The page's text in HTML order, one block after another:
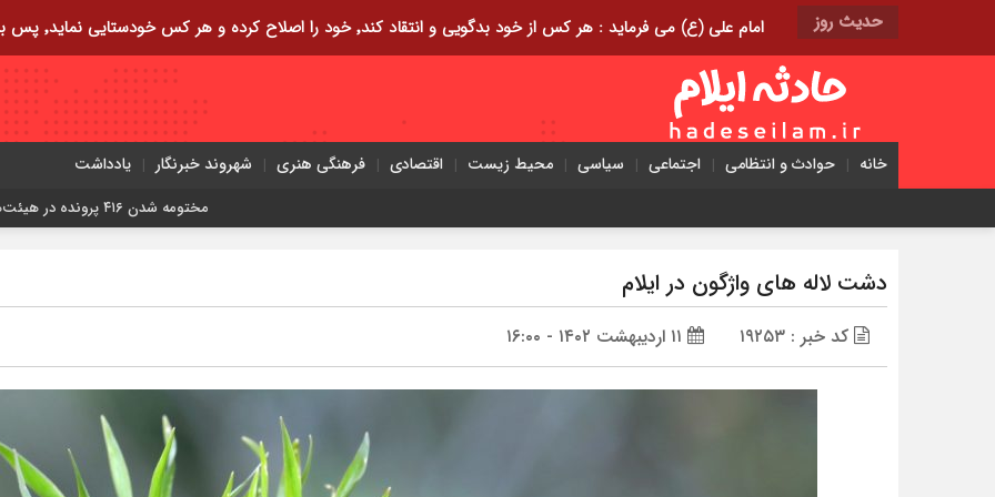
حدیث روز امام علی (ع) می فرماید : هر کس از خود بدگویی و انتقاد کند٬ خود را اصلاح کرده و هر کس خودستایی نماید٬ پس به تحقیق خویش را تباه نموده است.
خانه حوادث و انتظامی اجتماعی سیاسی محیط زیست اقتصادی فرهنگی هنری شهروند خبرنگار یادداشت
زمین‌لرزه ۴/۲ ریشتری دره شهر
دشت لاله های واژگون در ایلام
کد خبر : ۱۹۲۵۳